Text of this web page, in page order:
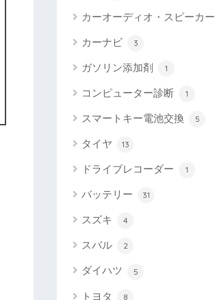
カーオーディオ・スピーカー
カーナビ 3
ガソリン添加剤 1
コンピューター診断 1
スマートキー電池交換 5
タイヤ 13
ドライブレコーダー 1
バッテリー 31
スズキ 4
スバル 2
ダイハツ 5
トヨタ 8